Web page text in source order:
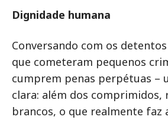
Dignidade humana
Conversando com os
que cometeram pequenos
cumprem penas perpétuas –
clara: além dos comprimidos,
brancos, o que realmente faz